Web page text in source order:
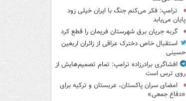
ترامپ: فکر می‌کنم جنگ با ایران خیلی زود
پایان می‌یابد
گربه جریان برق شهرستان فریمان را قطع کرد
استقبال خاص دخترک عراقی از زائران اربعین
حسینی
افشاگری برادرزاده ترامپ: تمام تصمیم‌هایش از
روی ترس است
امضای سران پاکستان، عربستان و ترکیه برای
«دفاع جمعی»